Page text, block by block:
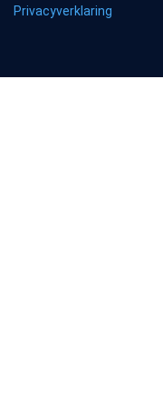
Privacyverklaring